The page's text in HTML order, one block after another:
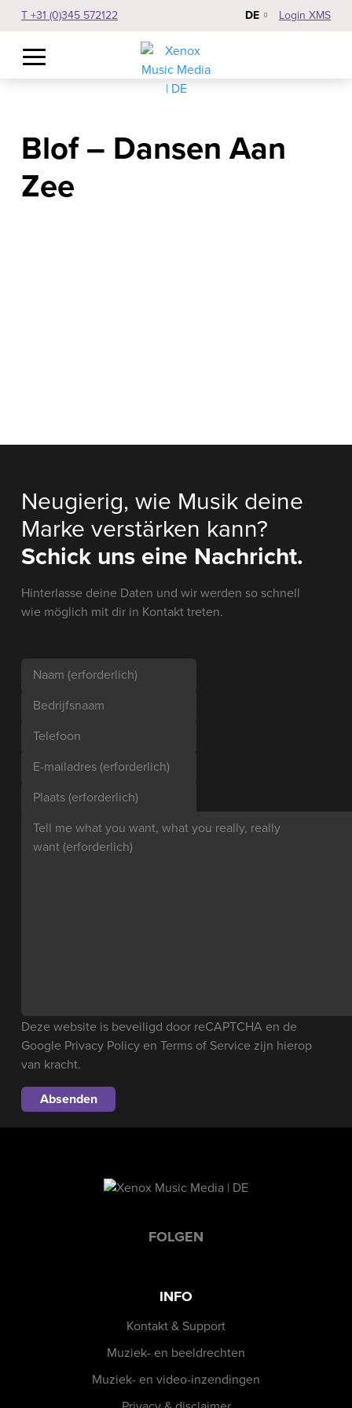
T +31 (0)345 572122 DE Login XMS
Blof – Dansen Aan
Zee
Neugierig, wie Musik deine
Marke verstärken kann?
Schick uns eine Nachricht.
Hinterlasse deine Daten und wir werden so schnell
wie möglich mit dir in Kontakt treten.
Naam (erforderlich)
Bedrijfsnaam
Telefoon
E-mailadres (erforderlich)
Plaats (erforderlich)
Tell me what you want, what you really, really
want (erforderlich)
Deze website is beveiligd door reCAPTCHA en de
Google Privacy Policy en Terms of Service zijn hierop
van kracht.
FOLGEN
INFO
Kontakt & Support
Muziek- en beeldrechten
Muziek- en video-inzendingen